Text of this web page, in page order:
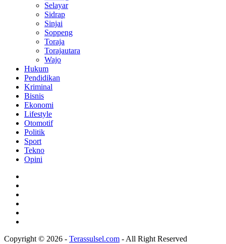
Selayar
Sidrap
Sinjai
Soppeng
Toraja
Torajautara
Wajo
Hukum
Pendidikan
Kriminal
Bisnis
Ekonomi
Lifestyle
Otomotif
Politik
Sport
Tekno
Opini
Copyright © 2026 - Terassulsel.com - All Right Reserved